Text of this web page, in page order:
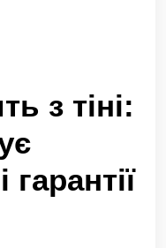
з тіні: